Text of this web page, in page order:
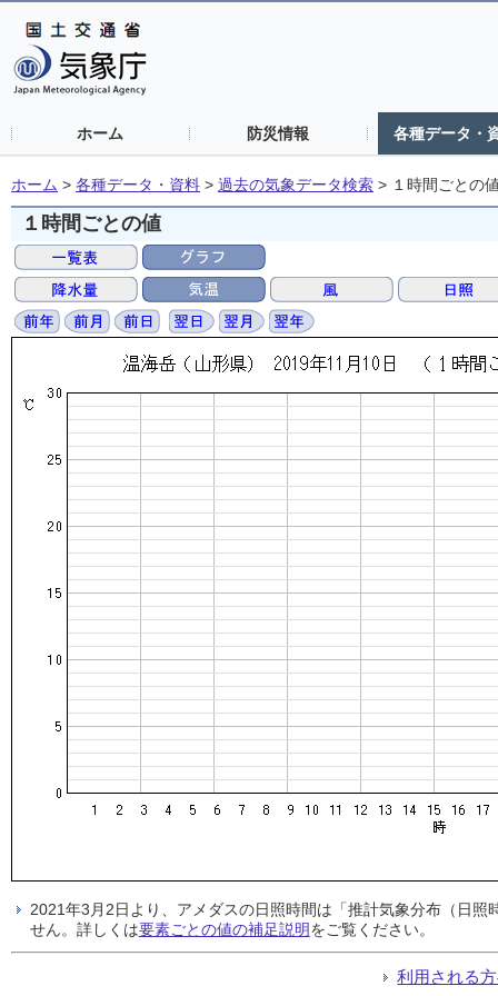
ホーム 防災情報 各種データ・
ホーム > 各種データ・資料 > 過去の気象データ検索 > １時間ごとの
１時間ごとの値
2021年3月2日より、アメダスの日照時間は「推計気象分布（日
せん。詳しくは要素ごとの値の補足説明をご覧ください。
利用される